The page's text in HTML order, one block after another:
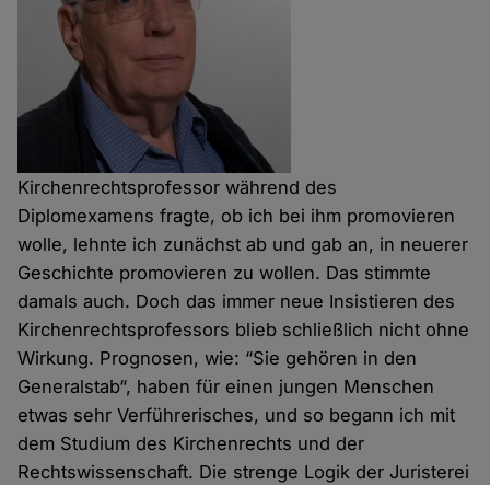
Kirchenrechtsprofessor während des
Diplomexamens fragte, ob ich bei ihm promovieren
wolle, lehnte ich zunächst ab und gab an, in neuerer
Geschichte promovieren zu wollen. Das stimmte
damals auch. Doch das immer neue Insistieren des
Kirchenrechtsprofessors blieb schließlich nicht ohne
Wirkung. Prognosen, wie: “Sie gehören in den
Generalstab“, haben für einen jungen Menschen
etwas sehr Verführerisches, und so begann ich mit
dem Studium des Kirchenrechts und der
Rechtswissenschaft. Die strenge Logik der Juristerei